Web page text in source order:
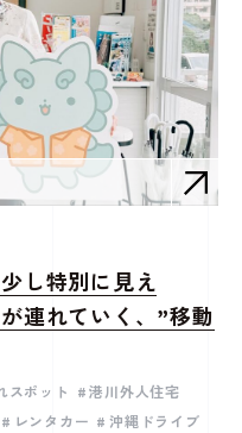
し特別に見え
連れていく、”移動
スポット
港川外人住宅
レンタカー
沖縄ドライブ